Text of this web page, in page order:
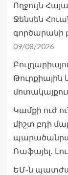
Ողջույն
Ջենսեն
գործարանի
09/08/2026
Կամքի ուժ
միշտ բդի
Ռաֆայել․
ԵՄ-ն